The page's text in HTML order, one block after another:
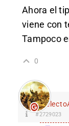
Ahora el
viene con
Tampoco
0
#2729023